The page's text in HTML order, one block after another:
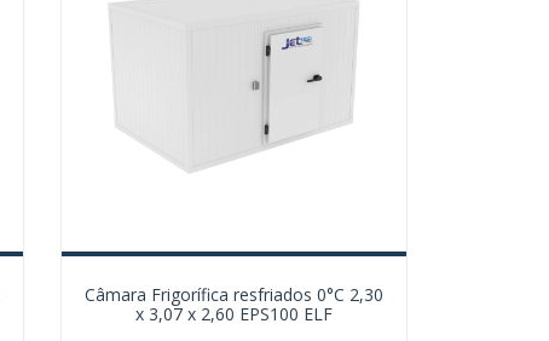
Câmara Frigorífica resfriados 0°C 2,30
x 3,07 x 2,60 EPS100 ELF